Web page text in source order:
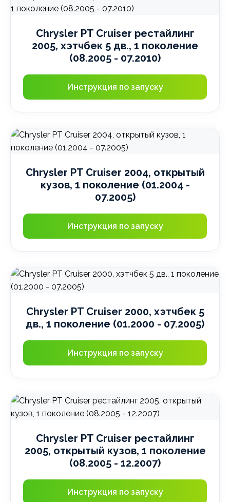
Chrysler PT Cruiser рестайлинг
2005, хэтчбек 5 дв., 1 поколение
(08.2005 - 07.2010)
Инструкция по запуску
Chrysler PT Cruiser 2004, открытый
кузов, 1 поколение (01.2004 -
07.2005)
Инструкция по запуску
Chrysler PT Cruiser 2000, хэтчбек 5
дв., 1 поколение (01.2000 - 07.2005)
Инструкция по запуску
Chrysler PT Cruiser рестайлинг
2005, открытый кузов, 1 поколение
(08.2005 - 12.2007)
Инструкция по запуску